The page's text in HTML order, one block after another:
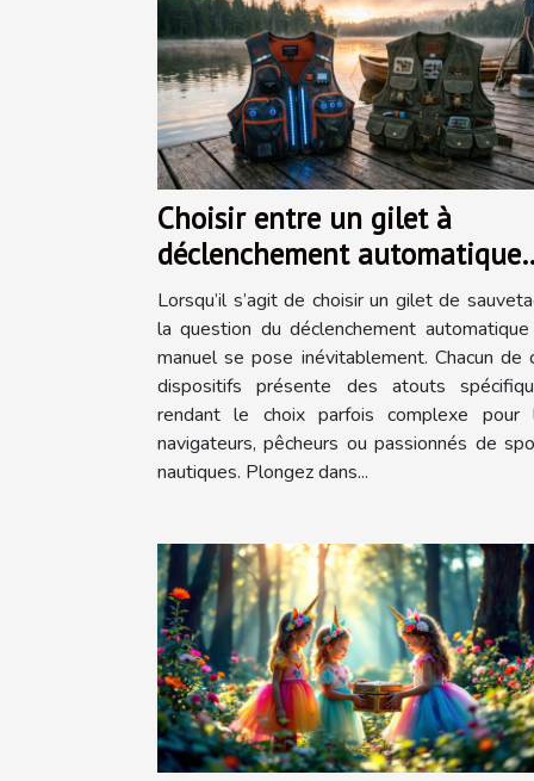
Choisir entre un gilet à
déclenchement automatique
ou manuel
Lorsqu’il s’agit de choisir un gilet de
la question du déclenchement
manuel se pose inévitablement. Chacun de
dispositifs présente des atouts
rendant le choix parfois complexe pour
navigateurs, pêcheurs ou passionnés de
nautiques. Plongez dans...